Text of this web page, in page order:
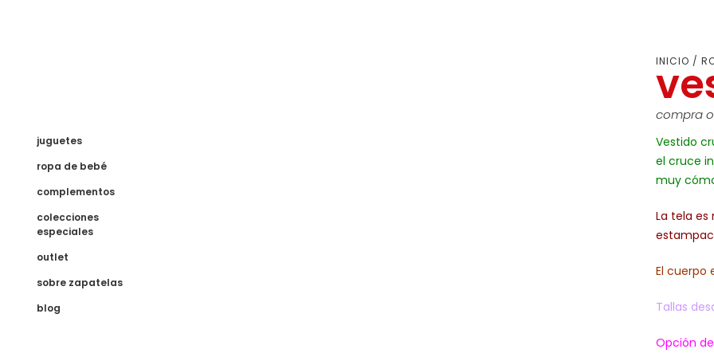
juguetes
ropa de bebé
complementos
colecciones
especiales
outlet
sobre zapatelas
blog
INICIO /
compra
Vestido
el cruce
muy
La tela
El cuerpo
Tallas
Opción